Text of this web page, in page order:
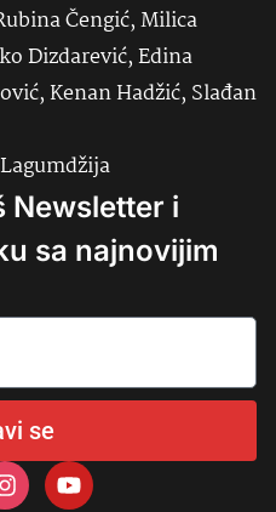
Čengić, Milica
Dizdarević, Edina
Kenan Hadžić, Slađan
Newsletter i
sa najnovijim
se